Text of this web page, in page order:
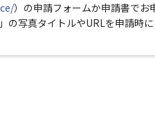
）の申請フォームか申請書でお
の写真タイトルやURLを申請時